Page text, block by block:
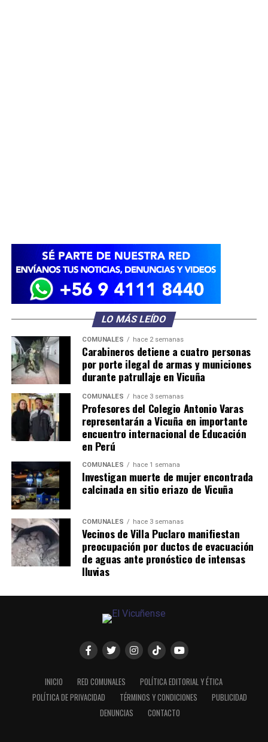
LO MÁS LEÍDO
COMUNALES hace 2 semanas
Carabineros detiene a cuatro personas
por porte ilegal de armas y municiones
durante patrullaje en Vicuña
COMUNALES hace 3 semanas
Profesores del Colegio Antonio Varas
representarán a Vicuña en importante
encuentro internacional de Educación
en Perú
COMUNALES hace 1 semana
Investigan muerte de mujer encontrada
calcinada en sitio eriazo de Vicuña
COMUNALES hace 3 semanas
Vecinos de Villa Puclaro manifiestan
preocupación por ductos de evacuación
de aguas ante pronóstico de intensas
lluvias
INICIO RED COMUNALES
POLÍTICA EDITORIAL Y ÉTICA
POLÍTICA DE PRIVACIDAD
TÉRMINOS Y CONDICIONES
PUBLICIDAD
DENUNCIAS
CONTACTO